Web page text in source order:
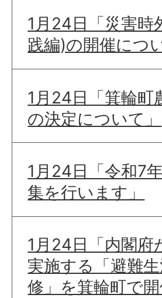
1月24日「災害時
践編)の開催につ
1月24日「箕輪町
の決定について」
1月24日「令和7
集を行います」
1月24日「内閣
実施する「避難
修」を箕輪町で開